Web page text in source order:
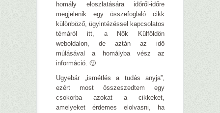
homály eloszlatására időről-időre
megjelenik egy összefoglaló cikk
különböző, ügyintézéssel kapcsolatos
témáról itt, a Nők Külföldön
weboldalon, de aztán az idő
múlásával a homályba vész az
információ. 🙂
Ugyebár „ismétlés a tudás anyja”,
ezért most összeszedtem egy
csokorba azokat a cikkeket,
amelyeket érdemes elolvasni, ha